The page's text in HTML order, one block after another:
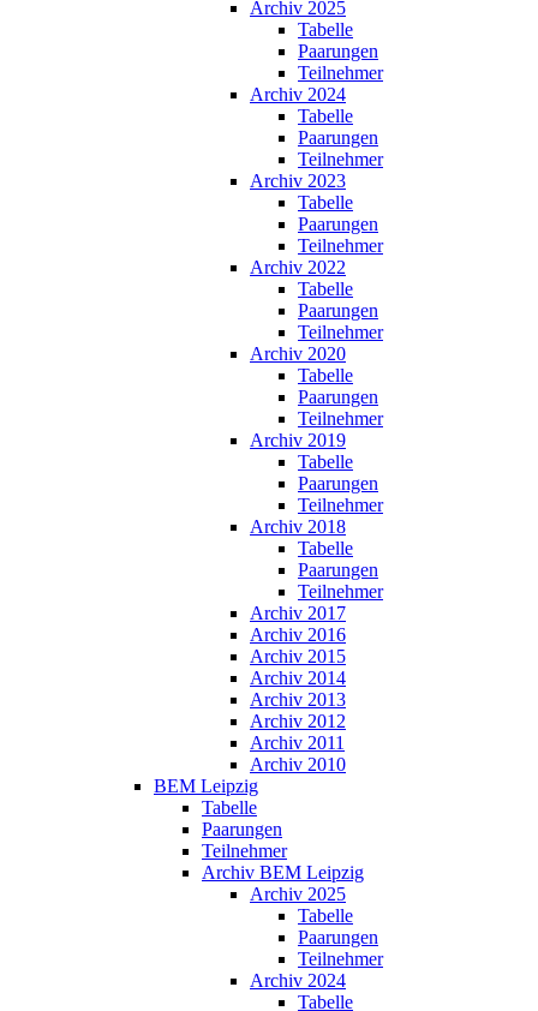
Archiv 2025
Tabelle
Paarungen
Teilnehmer
Archiv 2024
Tabelle
Paarungen
Teilnehmer
Archiv 2023
Tabelle
Paarungen
Teilnehmer
Archiv 2022
Tabelle
Paarungen
Teilnehmer
Archiv 2020
Tabelle
Paarungen
Teilnehmer
Archiv 2019
Tabelle
Paarungen
Teilnehmer
Archiv 2018
Tabelle
Paarungen
Teilnehmer
Archiv 2017
Archiv 2016
Archiv 2015
Archiv 2014
Archiv 2013
Archiv 2012
Archiv 2011
Archiv 2010
BEM Leipzig
Tabelle
Paarungen
Teilnehmer
Archiv BEM Leipzig
Archiv 2025
Tabelle
Paarungen
Teilnehmer
Archiv 2024
Tabelle